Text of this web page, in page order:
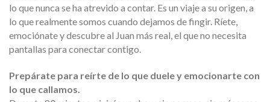
lo que nunca se ha atrevido a contar. Es un viaje a su origen, a
lo que realmente somos cuando dejamos de fingir. Ríete,
emociónate y descubre al Juan más real, el que no necesita
pantallas para conectar contigo.
Prepárate para reírte de lo que duele y emocionarte con
lo que callamos.